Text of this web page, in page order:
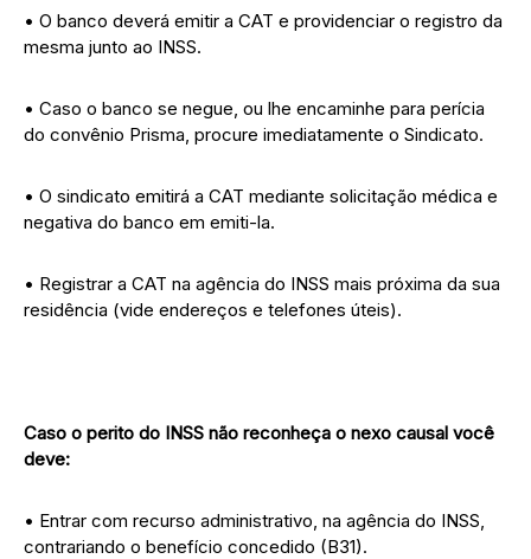
• O banco deverá emitir a CAT e providenciar o registro da
mesma junto ao INSS.
• Caso o banco se negue, ou lhe encaminhe para perícia
do convênio Prisma, procure imediatamente o Sindicato.
• O sindicato emitirá a CAT mediante solicitação médica e
negativa do banco em emiti-la.
• Registrar a CAT na agência do INSS mais próxima da sua
residência (vide endereços e telefones úteis).
Caso o perito do INSS não reconheça o nexo causal você
deve:
• Entrar com recurso administrativo, na agência do INSS,
contrariando o benefício concedido (B31).